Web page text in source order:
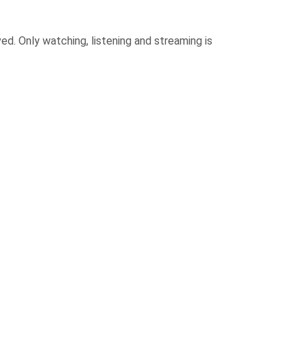
Only watching, listening and streaming is